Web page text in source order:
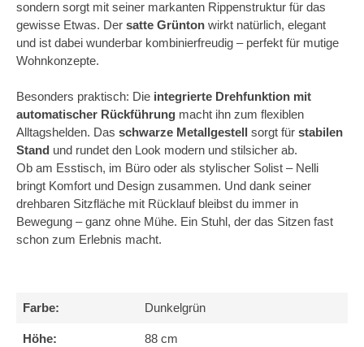
sondern sorgt mit seiner markanten Rippenstruktur für das
gewisse Etwas. Der satte Grünton wirkt natürlich, elegant
und ist dabei wunderbar kombinierfreudig – perfekt für mutige
Wohnkonzepte.
Besonders praktisch: Die integrierte Drehfunktion mit
automatischer Rückführung macht ihn zum flexiblen
Alltagshelden. Das schwarze Metallgestell sorgt für stabilen
Stand und rundet den Look modern und stilsicher ab.
Ob am Esstisch, im Büro oder als stylischer Solist – Nelli
bringt Komfort und Design zusammen. Und dank seiner
drehbaren Sitzfläche mit Rücklauf bleibst du immer in
Bewegung – ganz ohne Mühe. Ein Stuhl, der das Sitzen fast
schon zum Erlebnis macht.
Farbe: Dunkelgrün
Höhe: 88 cm